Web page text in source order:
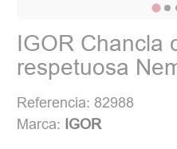
IGOR Chancla
respetuosa
Referencia: 82988
Marca: IGOR